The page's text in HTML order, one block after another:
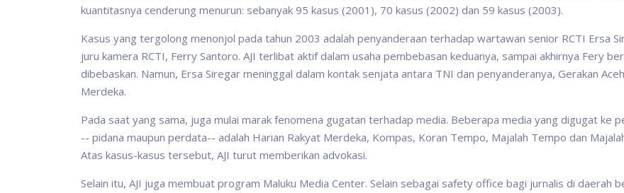
kuantitasnya cenderung menurun: sebanyak 95 kasus (2001), 70 kasus (2002) dan 59 kasus (2003).
Kasus yang tergolong menonjol pada tahun 2003 adalah penyanderaan terhadap wartawan senior RCTI Ersa
juru kamera RCTI, Ferry Santoro. AJI terlibat aktif dalam usaha pembebasan keduanya, sampai akhirnya Fery
dibebaskan. Namun, Ersa Siregar meninggal dalam kontak senjata antara TNI dan penyanderanya, Gerakan Aceh
Merdeka.
Pada saat yang sama, juga mulai marak fenomena gugatan terhadap media. Beberapa media yang digugat ke
-- pidana maupun perdata-- adalah Harian Rakyat Merdeka, Kompas, Koran Tempo, Majalah Tempo dan
Atas kasus-kasus tersebut, AJI turut memberikan advokasi.
Selain itu, AJI juga membuat program Maluku Media Center. Selain sebagai safety office bagi jurnalis di daerah